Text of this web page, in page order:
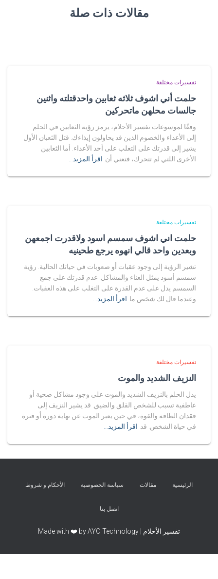
مقالات ذات صلة
تفسيرات مختلفة
حلمت أني اشوف ثلاثه ثعابين واحدقتلته واثنين
جالسات محلهن ماتحركين
وفقًا لموسوعات تفسير الأحلام، يرمز رؤية الثعابين في الحلم
إلى الأعداء والخصوم الذين قد يحاولون إيذاءك. قتل الثعبان الأول
يشير إلى قدرتك على التغلب على أحد الأعداء. أما الثعابين
الأخرى اللتي لم تتحرك، فتعني أن اقرأ المزيد…
تفسيرات مختلفة
حلمت اني اشوف سمسم اسود ولاقدرت اجمعهن
وبعدين واحد قالي انهوه يرجع طحينيه
تشير الرؤية إلى وجود عقبات أو صعوبات في حياتك الحالية. رؤية
سمسم أسود يمثل العناء والمشاكل. عدم قدرتك على جمع
السمسم يدل على عدم القدرة على التغلب على هذه العقبات.
وعندما قال لك شخص ما اقرأ المزيد…
تفسيرات مختلفة
النزيف الشديد والموت
يدل الحلم بالنزيف الشديد والموت على وجود مشاكل صحية أو
عاطفية تسبب للشخص القلق والضيق. قد يشير النزيف إلى
فقدان الطاقة والقوة، في حين يعبر الموت عن نهاية دورة أو فترة
في حياة الشخص. قد اقرأ المزيد…
الرئيسية مقالات سياسة الخصوصية الأحكام و شروط
اتصل بنا
تفسير الأحلام | Made with ❤️ by AYO Technology